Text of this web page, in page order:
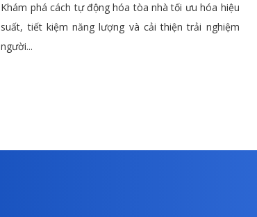
Khám phá cách tự động hóa tòa nhà tối ưu hóa hiệu
suất, tiết kiệm năng lượng và cải thiện trải nghiệm
người...